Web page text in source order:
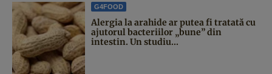
G4FOOD
Alergia la arahide ar putea fi tratată cu
ajutorul bacteriilor „bune” din
intestin. Un studiu...